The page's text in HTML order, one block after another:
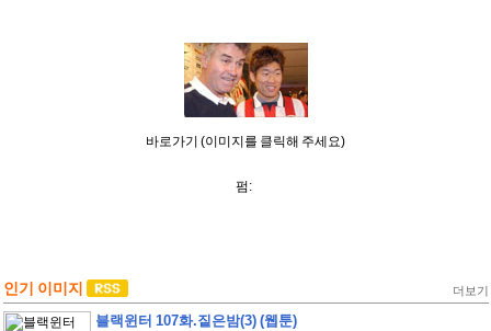
바로가기 (이미지를 클릭해 주세요)
펌:
인기 이미지 더보기
블랙윈터 107화.짙은밤(3) (웹툰)